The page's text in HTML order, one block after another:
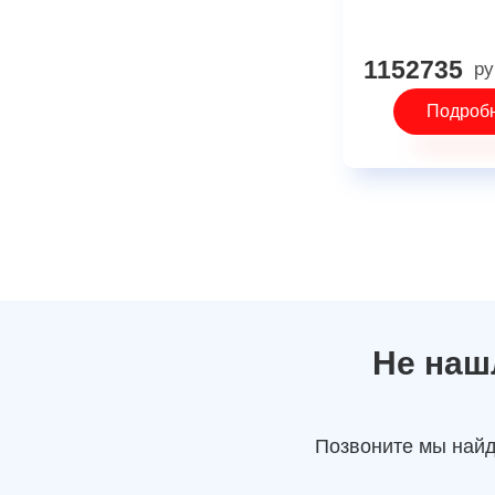
1152735
Не
Позвоните мы